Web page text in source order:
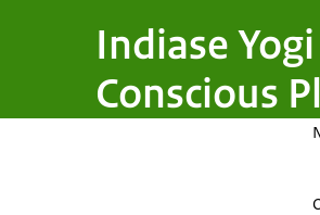
Indiase
Conscious